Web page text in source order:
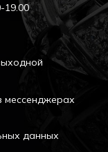
19.00
мессенджерах
данных